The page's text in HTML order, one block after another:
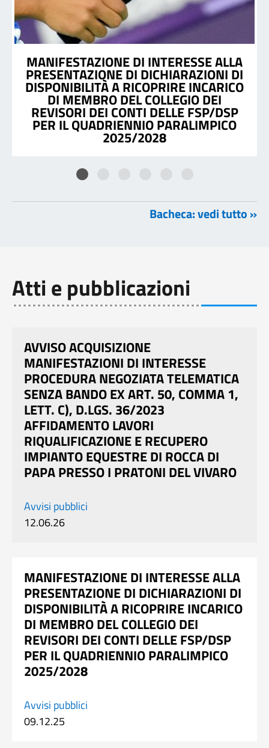
MANIFESTAZIONE DI INTERESSE ALLA
PRESENTAZIONE DI DICHIARAZIONI DI
DISPONIBILITÀ A RICOPRIRE INCARICO
DI MEMBRO DEL COLLEGIO DEI
REVISORI DEI CONTI DELLE FSP/DSP
PER IL QUADRIENNIO PARALIMPICO
2025/2028
Bacheca: vedi tutto »
Atti e pubblicazioni
AVVISO ACQUISIZIONE
MANIFESTAZIONI DI INTERESSE
PROCEDURA NEGOZIATA TELEMATICA
SENZA BANDO EX ART. 50, COMMA 1,
LETT. C), D.LGS. 36/2023
AFFIDAMENTO LAVORI
RIQUALIFICAZIONE E RECUPERO
IMPIANTO EQUESTRE DI ROCCA DI
PAPA PRESSO I PRATONI DEL VIVARO
Avvisi pubblici
12.06.26
MANIFESTAZIONE DI INTERESSE ALLA
PRESENTAZIONE DI DICHIARAZIONI DI
DISPONIBILITÀ A RICOPRIRE INCARICO
DI MEMBRO DEL COLLEGIO DEI
REVISORI DEI CONTI DELLE FSP/DSP
PER IL QUADRIENNIO PARALIMPICO
2025/2028
Avvisi pubblici
09.12.25